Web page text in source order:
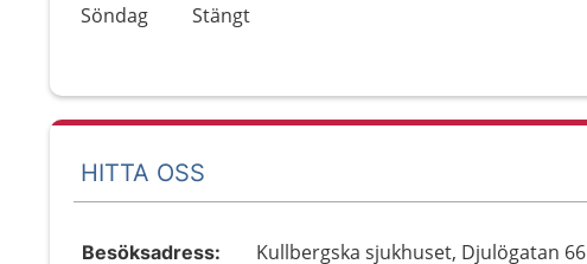
Söndag
Stängt
HITTA OSS
Besöksadress: Kullbergska sjukhuset, Djulögatan 66